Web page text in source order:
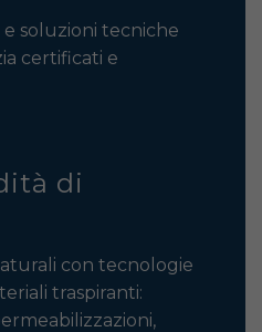
soluzioni tecniche
certificati e
di
con tecnologie
traspiranti: